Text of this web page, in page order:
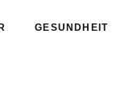
GESUNDHEIT